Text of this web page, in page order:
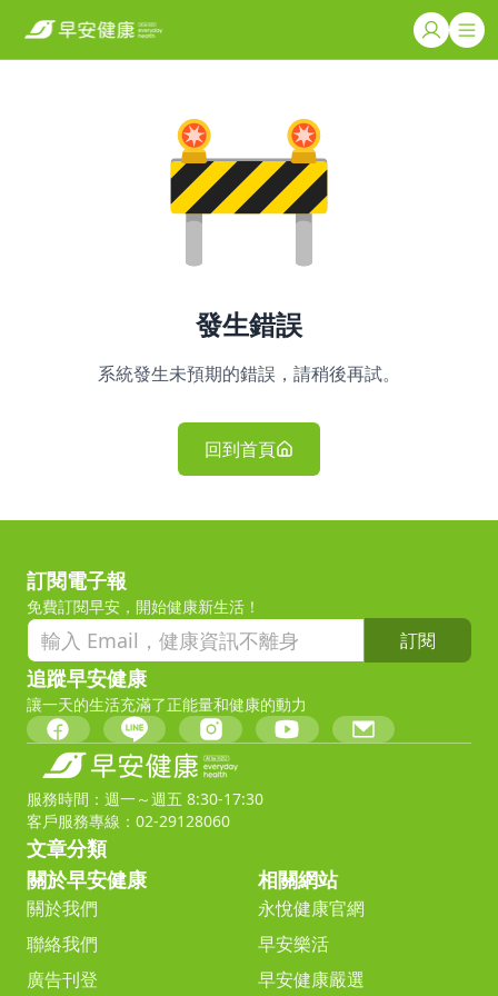
發生錯誤
系統發生未預期的錯誤，請稍後再試。
回到首頁
訂閱電子報
免費訂閱早安，開始健康新生活！
訂閱
追蹤早安健康
讓一天的生活充滿了正能量和健康的動力
服務時間：週一～週五 8:30-17:30
客戶服務專線：02-29128060
文章分類
關於早安健康
關於我們
聯絡我們
廣告刊登
相關網站
永悅健康官網
早安樂活
早安健康嚴選